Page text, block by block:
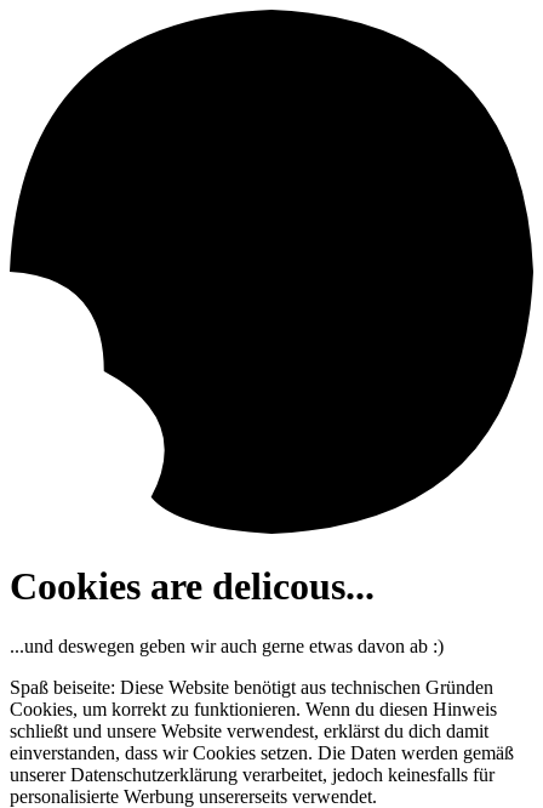
Cookies are delicous...
...und deswegen geben wir auch gerne etwas davon ab :)
Spaß beiseite: Diese Website benötigt aus technischen Gründen
Cookies, um korrekt zu funktionieren. Wenn du diesen Hinweis
schließt und unsere Website verwendest, erklärst du dich damit
einverstanden, dass wir Cookies setzen. Die Daten werden gemäß
unserer Datenschutzerklärung verarbeitet, jedoch keinesfalls für
personalisierte Werbung unsererseits verwendet.